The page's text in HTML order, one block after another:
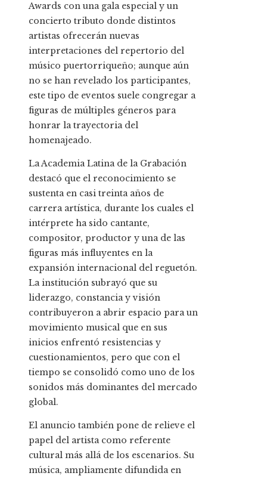
Awards con una gala especial y un
concierto tributo donde distintos
artistas ofrecerán nuevas
interpretaciones del repertorio del
músico puertorriqueño; aunque aún
no se han revelado los participantes,
este tipo de eventos suele congregar a
figuras de múltiples géneros para
honrar la trayectoria del
homenajeado.
La Academia Latina de la Grabación
destacó que el reconocimiento se
sustenta en casi treinta años de
carrera artística, durante los cuales el
intérprete ha sido cantante,
compositor, productor y una de las
figuras más influyentes en la
expansión internacional del reguetón.
La institución subrayó que su
liderazgo, constancia y visión
contribuyeron a abrir espacio para un
movimiento musical que en sus
inicios enfrentó resistencias y
cuestionamientos, pero que con el
tiempo se consolidó como uno de los
sonidos más dominantes del mercado
global.
El anuncio también pone de relieve el
papel del artista como referente
cultural más allá de los escenarios. Su
música, ampliamente difundida en